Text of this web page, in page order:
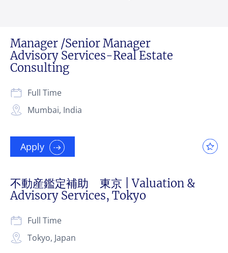
Manager /Senior Manager
Advisory Services-Real Estate
Consulting
Mumbai, India
Full Time
Apply
不動産鑑定補助 東京 | Valuation &
Advisory Services, Tokyo
Tokyo, Japan
Full Time